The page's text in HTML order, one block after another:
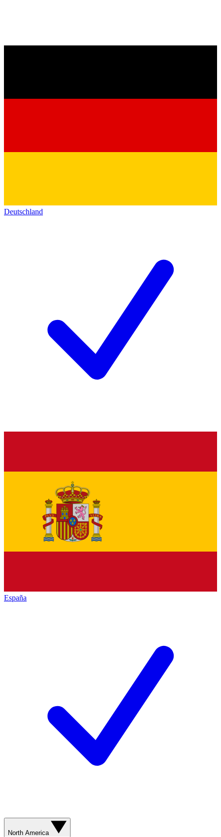
Deutschland
España
North America